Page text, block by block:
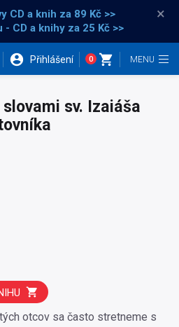
CD a knih za 89 Kč >>
CD a knihy za 25 Kč >>
×
Přihlášení 0
slovami sv. Izaiáša
otcov sa často stretneme s